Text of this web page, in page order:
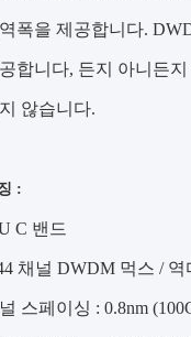
폭을 제공합니다.
합니다, 든지 아니든
않습니다.
:
C 밴드
채널 DWDM 먹스 /
스페이싱 : 0.8nm